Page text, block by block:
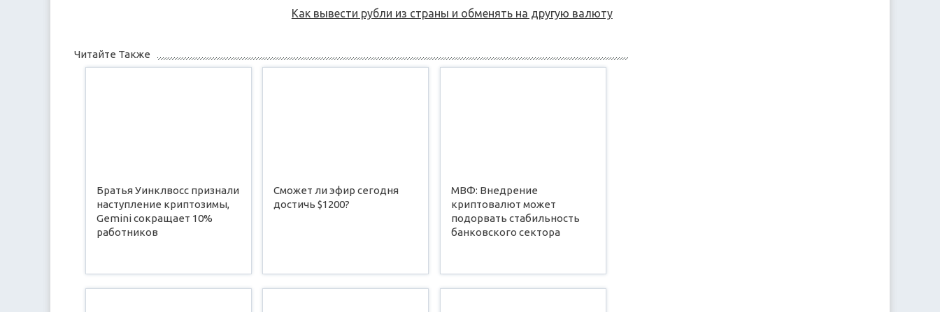
Как вывести рубли из страны и обменять на другую валюту
Читайте Также
Братья Уинклвосс признали
наступление криптозимы,
Gemini сокращает 10%
работников
Сможет ли эфир сегодня
достичь $1200?
МВФ: Внедрение
криптовалют может
подорвать стабильность
банковского сектора